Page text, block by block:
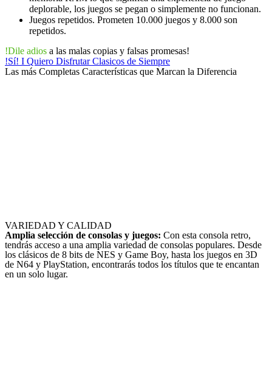
deplorable, los juegos se pegan o simplemente no funcionan.
Juegos repetidos. Prometen 10.000 juegos y 8.000 son
repetidos.
!Dile adios a las malas copias y falsas promesas!
!Sí! I Quiero Disfrutar Clasicos de Siempre
Las más Completas Características que Marcan la Diferencia
VARIEDAD Y CALIDAD
Amplia selección de consolas y juegos: Con esta consola retro,
tendrás acceso a una amplia variedad de consolas populares. Desde
los clásicos de 8 bits de NES y Game Boy, hasta los juegos en 3D
de N64 y PlayStation, encontrarás todos los títulos que te encantan
en un solo lugar.